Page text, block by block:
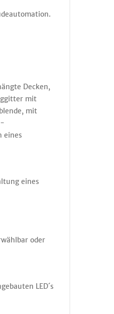
Decken,
mit
mit
eines
eines
oder
LED´s